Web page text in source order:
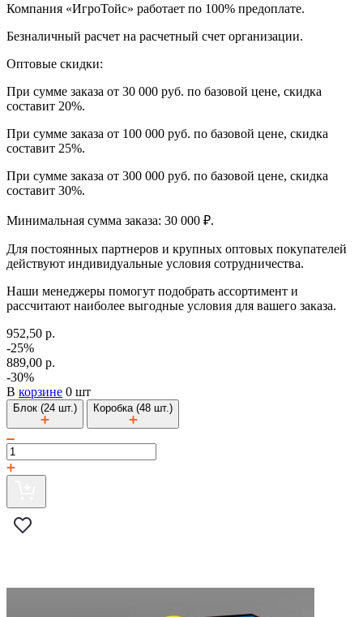
Компания «ИгроТойс» работает по 100% предоплате.
Безналичный расчет на расчетный счет организации.
Оптовые скидки:
При сумме заказа от 30 000 руб. по базовой цене, скидка
составит 20%.
При сумме заказа от 100 000 руб. по базовой цене, скидка
составит 25%.
При сумме заказа от 300 000 руб. по базовой цене, скидка
составит 30%.
Минимальная сумма заказа: 30 000 ₽.
Для постоянных партнеров и крупных оптовых покупателей
действуют индивидуальные условия сотрудничества.
Наши менеджеры помогут подобрать ассортимент и
рассчитают наиболее выгодные условия для вашего заказа.
952,50 р.
-25%
889,00 р.
-30%
В корзине 0 шт
Блок (24 шт.) Коробка (48 шт.)